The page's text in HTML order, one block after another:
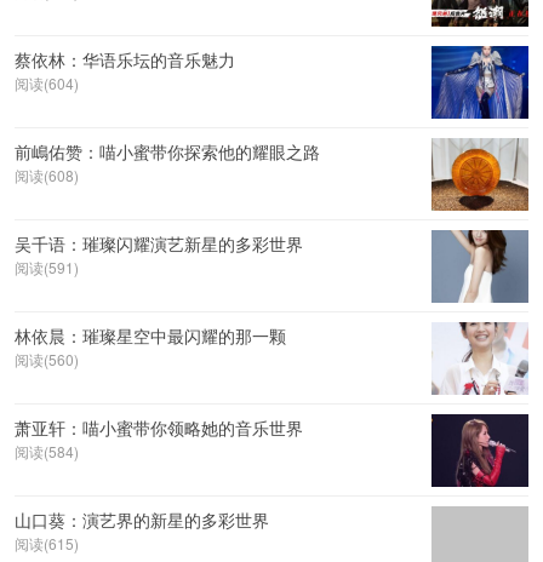
蔡依林：华语乐坛的音乐魅力
阅读(604)
前嶋佑赞：喵小蜜带你探索他的耀眼之路
阅读(608)
吴千语：璀璨闪耀演艺新星的多彩世界
阅读(591)
林依晨：璀璨星空中最闪耀的那一颗
阅读(560)
萧亚轩：喵小蜜带你领略她的音乐世界
阅读(584)
山口葵：演艺界的新星的多彩世界
阅读(615)